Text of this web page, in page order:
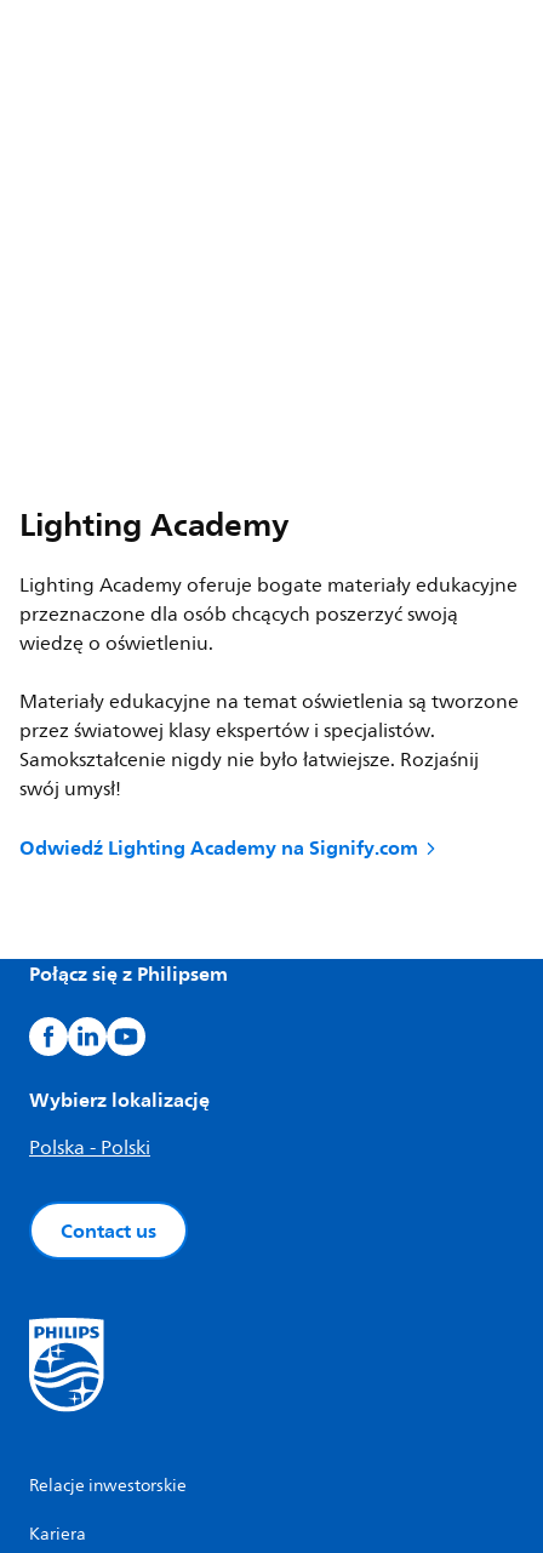
Lighting Academy
Lighting Academy oferuje bogate materiały edukacyjne
przeznaczone dla osób chcących poszerzyć swoją
wiedzę o oświetleniu.
Materiały edukacyjne na temat oświetlenia są tworzone
przez światowej klasy ekspertów i specjalistów.
Samokształcenie nigdy nie było łatwiejsze. Rozjaśnij
swój umysł!
Odwiedź Lighting Academy na Signify.com
Połącz się z Philipsem
Wybierz lokalizację
Polska - Polski
Contact us
Relacje inwestorskie
Kariera